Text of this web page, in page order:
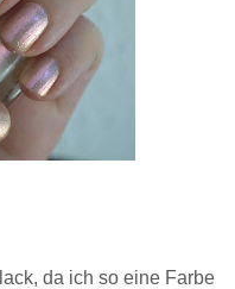
da ich so eine Farbe